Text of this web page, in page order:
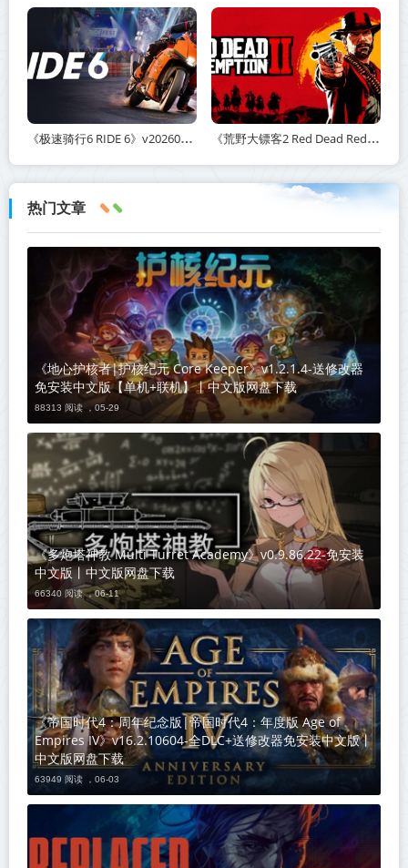
《极速骑行6 RIDE 6》v20260511-免安装中文版丨中文版网盘下载 《荒野大镖客2 Red Dead Redemption 2》v1491.50-打包mod+送修改器丨中文版网盘下载
热门文章
《地心护核者|护核纪元 Core Keeper》v1.2.1.4-送修改器
免安装中文版【单机+联机】丨中文版网盘下载
88313 阅读 ，05-29
《多炮塔神教 Multi Turret Academy》v0.9.86.22-免安装
中文版丨中文版网盘下载
66340 阅读 ，06-11
《帝国时代4：周年纪念版|帝国时代4：年度版 Age of
Empires IV》v16.2.10604-全DLC+送修改器免安装中文版丨
中文版网盘下载
63949 阅读 ， 06-03